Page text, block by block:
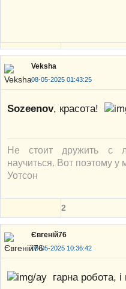
Veksha
08-05-2025 01:43:25
Sozeenov, красота!
Не стоит дружить с
научиться. Вот поэтому
Уотсон
2
Євгеній76
08-05-2025 10:36:42
гарна робота,